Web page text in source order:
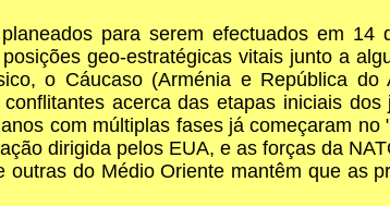
para serem efectuados em
geo-estratégicas vitais junto a
o Cáucaso (Arménia e República
acerca das etapas iniciais
com múltiplas fases já começaram
dirigida pelos EUA, e as forças da
do Médio Oriente mantêm que as